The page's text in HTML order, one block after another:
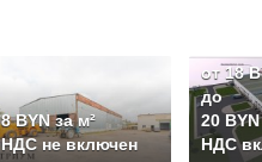
8 BYN за м²
НДС не включен
от 18
до
20
НДС